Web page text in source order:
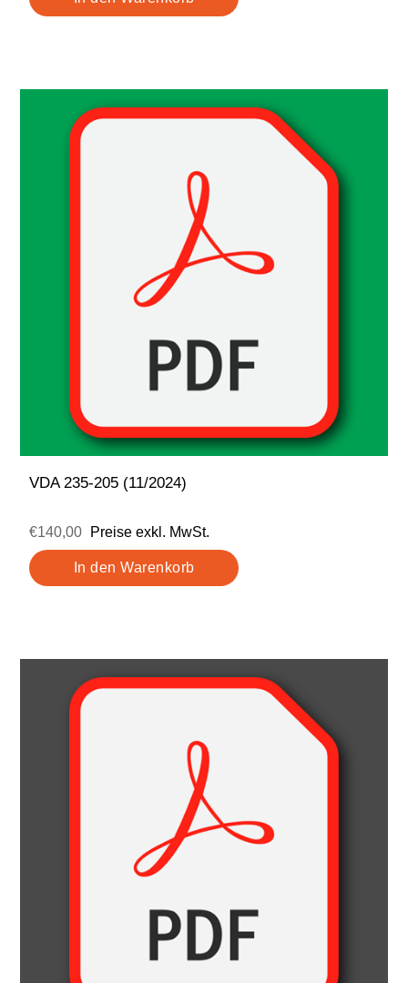
VDA 235-205 (11/2024)
€140,00 Preise exkl. MwSt.